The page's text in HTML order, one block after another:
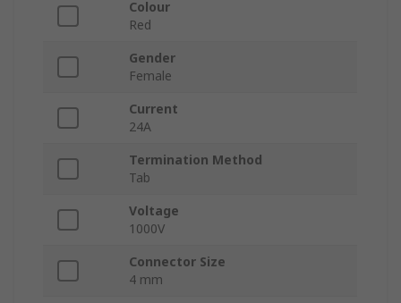
Colour
Red
Gender
Female
Current
24A
Termination Method
Tab
Voltage
1000V
Connector Size
4 mm